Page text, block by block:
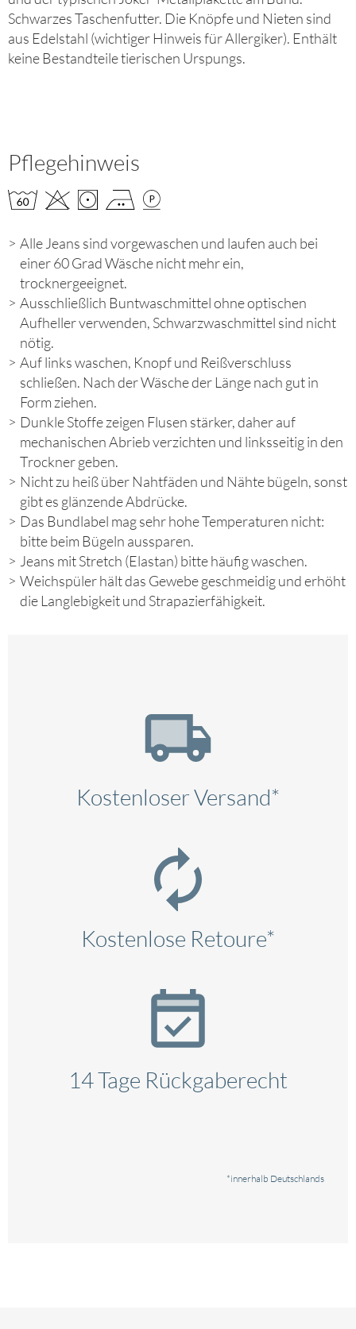
Schwarzes Taschenfutter. Die Knöpfe und Nieten sind
aus Edelstahl (wichtiger Hinweis für Allergiker). Enthält
keine Bestandteile tierischen Urspungs.
Pflegehinweis
Alle Jeans sind vorgewaschen und laufen auch bei
einer 60 Grad Wäsche nicht mehr ein,
trocknergeeignet.
Ausschließlich Buntwaschmittel ohne optischen
Aufheller verwenden, Schwarzwaschmittel sind nicht
nötig.
Auf links waschen, Knopf und Reißverschluss
schließen. Nach der Wäsche der Länge nach gut in
Form ziehen.
Dunkle Stoffe zeigen Flusen stärker, daher auf
mechanischen Abrieb verzichten und linksseitig in den
Trockner geben.
Nicht zu heiß über Nahtfäden und Nähte bügeln, sonst
gibt es glänzende Abdrücke.
Das Bundlabel mag sehr hohe Temperaturen nicht:
bitte beim Bügeln aussparen.
Jeans mit Stretch (Elastan) bitte häufig waschen.
Weichspüler hält das Gewebe geschmeidig und erhöht
die Langlebigkeit und Strapazierfähigkeit.
Kostenloser Versand*
Kostenlose Retoure*
14 Tage Rückgaberecht
*innerhalb Deutschlands